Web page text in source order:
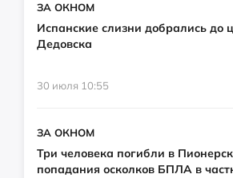
ЗА ОКНОМ
Испанские слизни добрались до
Дедовска
30 июля 10:55
ЗА ОКНОМ
Три человека погибли в
попадания осколков БПЛА в